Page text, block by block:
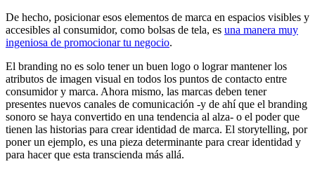
De hecho, posicionar esos elementos de marca en espacios visibles y
accesibles al consumidor, como bolsas de tela, es una manera muy
ingeniosa de promocionar tu negocio.
El branding no es solo tener un buen logo o lograr mantener los
atributos de imagen visual en todos los puntos de contacto entre
consumidor y marca. Ahora mismo, las marcas deben tener
presentes nuevos canales de comunicación -y de ahí que el branding
sonoro se haya convertido en una tendencia al alza- o el poder que
tienen las historias para crear identidad de marca. El storytelling, por
poner un ejemplo, es una pieza determinante para crear identidad y
para hacer que esta transcienda más allá.